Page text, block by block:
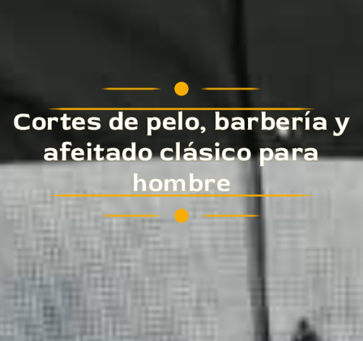
Cortes de pelo, barbería y
afeitado clásico para
hombre